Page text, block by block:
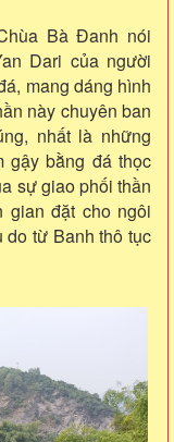
Bà Đanh nói
Dari của người
mang dáng hình
này chuyên ban
nhất là những
gậy bằng đá thọc
sự giao phối thần
gian đặt cho ngôi
từ Banh thô tục